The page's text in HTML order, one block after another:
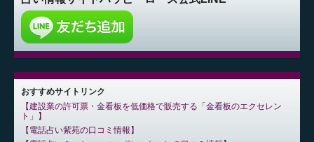
おすすめサイトリンク
建設業の許可票・金看板を低価格で販売する「金看板のエクセレン
ト」
電話占い紫苑の口コミ情報